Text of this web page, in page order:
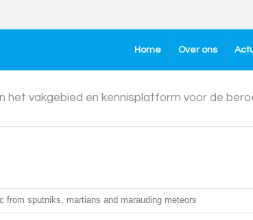
Home Over ons
het vakgebied en kennisplatform voor de
from sputniks, martians and marauding meteors